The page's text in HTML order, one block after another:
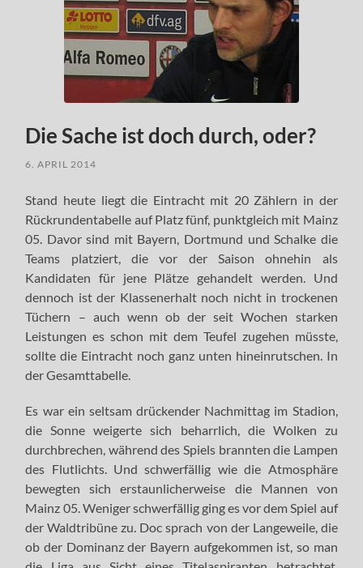
Die Sache ist doch durch, oder?
6. APRIL 2014
Stand heute liegt die Eintracht mit 20 Zählern in der
Rückrundentabelle auf Platz fünf, punktgleich mit Mainz
05. Davor sind mit Bayern, Dortmund und Schalke die
Teams platziert, die vor der Saison ohnehin als
Kandidaten für jene Plätze gehandelt werden. Und
dennoch ist der Klassenerhalt noch nicht in trockenen
Tüchern – auch wenn ob der seit Wochen starken
Leistungen es schon mit dem Teufel zugehen müsste,
sollte die Eintracht noch ganz unten hineinrutschen. In
der Gesamttabelle.
Es war ein seltsam drückender Nachmittag im Stadion,
die Sonne weigerte sich beharrlich, die Wolken zu
durchbrechen, während des Spiels brannten die Lampen
des Flutlichts. Und schwerfällig wie die Atmosphäre
bewegten sich erstaunlicherweise die Mannen von
Mainz 05. Weniger schwerfällig ging es vor dem Spiel auf
der Waldtribüne zu. Doc sprach von der Langeweile, die
ob der Dominanz der Bayern aufgekommen ist, so man